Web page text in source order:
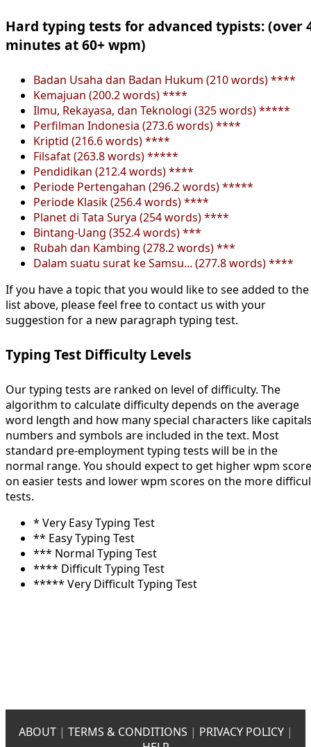
Hard typing tests for advanced typists: (over
minutes at 60+ wpm)
Badan Usaha dan Badan Hukum (210 words) ****
Kemajuan (200.2 words) ****
Ilmu, Rekayasa, dan Teknologi (325 words) *****
Perfilman Indonesia (273.6 words) ****
Kriptid (216.6 words) ****
Filsafat (263.8 words) *****
Pendidikan (212.4 words) ****
Periode Pertengahan (296.2 words) *****
Periode Klasik (256.4 words) ****
Planet di Tata Surya (254 words) ****
Bintang-Uang (352.4 words) ***
Rubah dan Kambing (278.2 words) ***
Dalam suatu surat ke Samsu... (277.8 words) ****
If you have a topic that you would like to see added to the
list above, please feel free to contact us with your
suggestion for a new paragraph typing test.
Typing Test Difficulty Levels
Our typing tests are ranked on level of difficulty. The
algorithm to calculate difficulty depends on the average
word length and how many special characters like
numbers and symbols are included in the text. Most
standard pre-employment typing tests will be in the
normal range. You should expect to get higher wpm
on easier tests and lower wpm scores on the more
tests.
* Very Easy Typing Test
** Easy Typing Test
*** Normal Typing Test
**** Difficult Typing Test
***** Very Difficult Typing Test
ABOUT| TERMS & CONDITIONS | PRIVACY POLICY|